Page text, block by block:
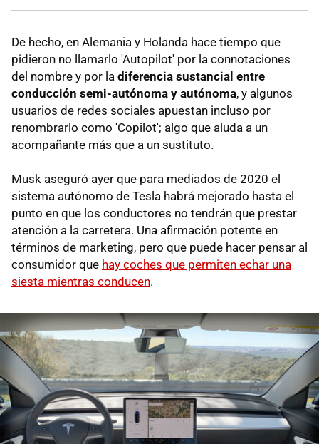
De hecho, en Alemania y Holanda hace tiempo que
pidieron no llamarlo 'Autopilot' por la connotaciones
del nombre y por la diferencia sustancial entre
conducción semi-autónoma y autónoma, y algunos
usuarios de redes sociales apuestan incluso por
renombrarlo como 'Copilot'; algo que aluda a un
acompañante más que a un sustituto.
Musk aseguró ayer que para mediados de 2020 el
sistema autónomo de Tesla habrá mejorado hasta el
punto en que los conductores no tendrán que prestar
atención a la carretera. Una afirmación potente en
términos de marketing, pero que puede hacer pensar al
consumidor que hay coches que permiten echar una
siesta mientras conducen.